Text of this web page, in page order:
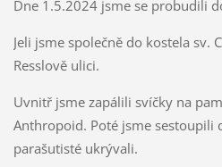
Dne 1.5.2024 jsme se probudili
Jeli jsme společně do kostela sv.
Resslově ulici.
Uvnitř jsme zapálili svíčky na
Anthropoid. Poté jsme sestoupili
parašutisté ukrývali.